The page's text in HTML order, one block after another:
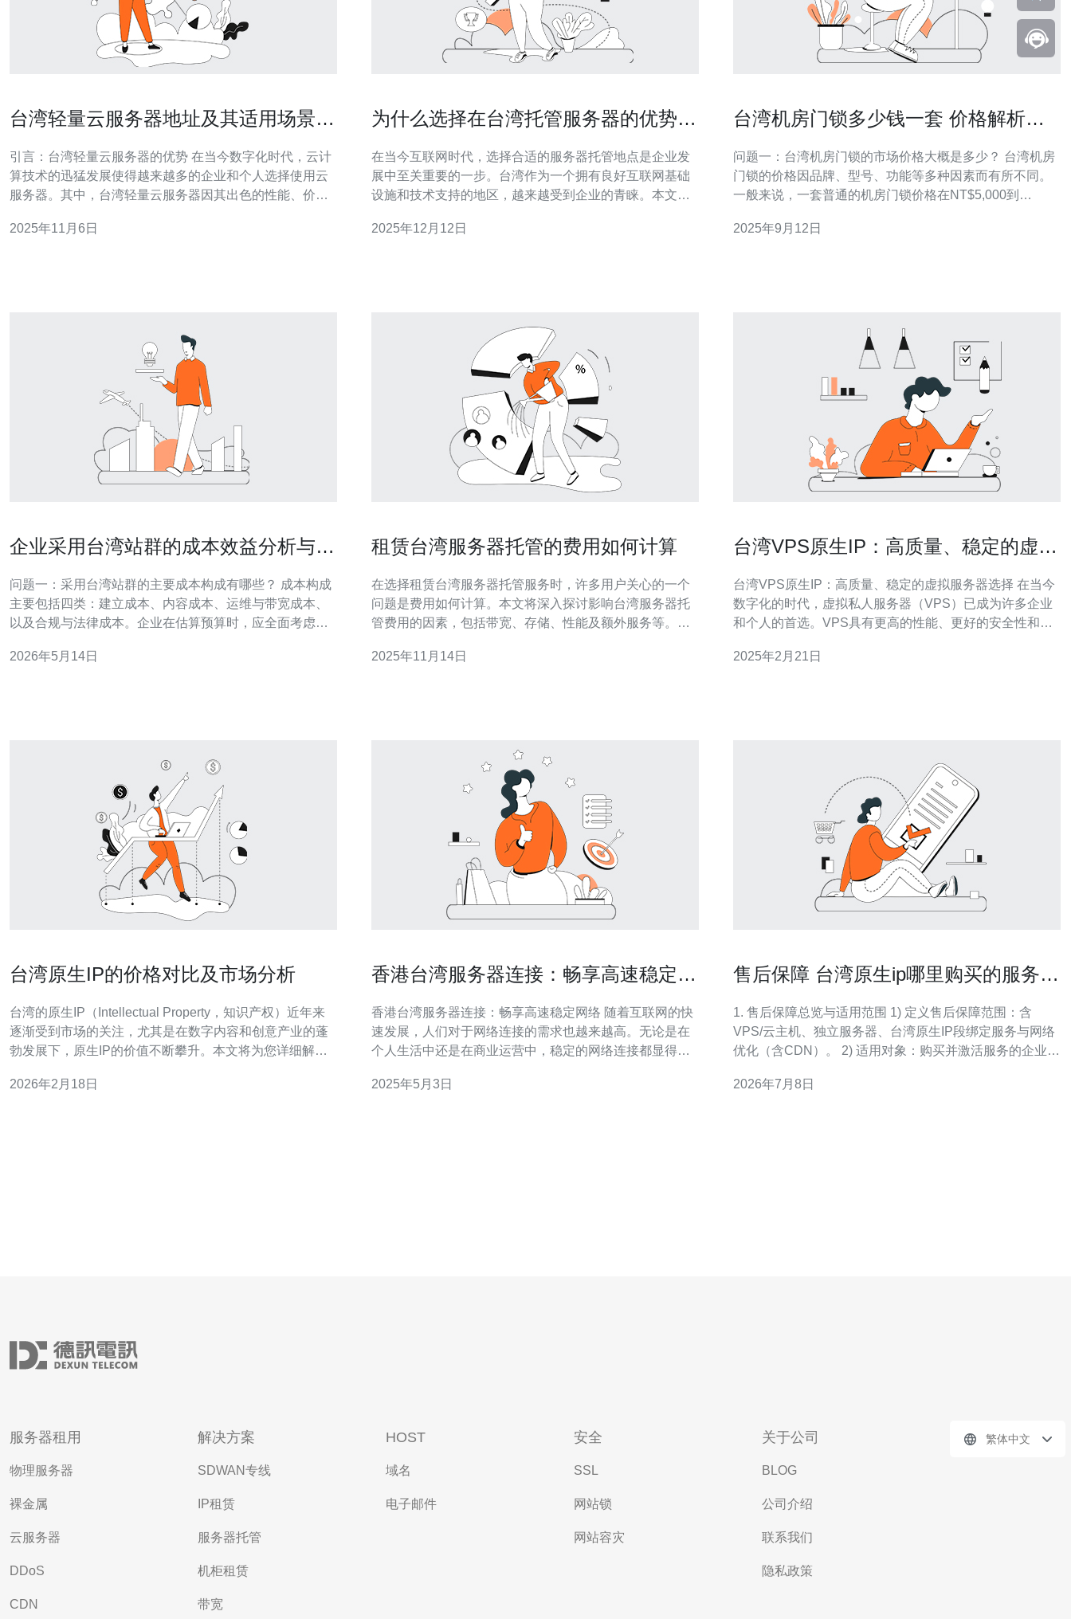
台湾轻量云服务器地址及其适用场景解
引言：台湾轻量云服务器的优势 在当今数字化时代，云计
算技术的迅猛发展使得越来越多的企业和个人选择使用云
服务器。其中，台湾轻量云服务器因其出色的性能、价格
首选。本文将围绕台湾轻量云服务器的地址、特点以及适
2025年11月6日
为什么选择在台湾托管服务器的优势与
在当今互联网时代，选择合适的服务器托管地点是企业发
展中至关重要的一步。台湾作为一个拥有良好互联网基础
设施和技术支持的地区，越来越受到企业的青睐。本文将
操作步骤指南。 1. 台湾托管服务器的优势 台湾的地理位置
2025年12月12日
台湾机房门锁多少钱一套 价格解析与
问题一：台湾机房门锁的市场价格大概是多少？ 台湾机房
门锁的价格因品牌、型号、功能等多种因素而有所不同。
一般来说，一套普通的机房门锁价格在NT$5,000到
能会更高，甚至达到NT$20,000以上。市场上常见的品牌
2025年9月12日
企业采用台湾站群的成本效益分析与风
问题一：采用台湾站群的主要成本构成有哪些？ 成本构成
主要包括四类：建立成本、内容成本、运维与带宽成本、
以及合规与法律成本。企业在估算预算时，应全面考虑每
盖域名注册（含大量域名）、服务器与主机托管、模板或
2026年5月14日
租赁台湾服务器托管的费用如何计算
在选择租赁台湾服务器托管服务时，许多用户关心的一个
问题是费用如何计算。本文将深入探讨影响台湾服务器托
管费用的因素，包括带宽、存储、性能及额外服务等。通
本结构，并推荐适合的服务商——德讯电讯，帮助您做出
2025年11月14日
台湾VPS原生IP：高质量、稳定的虚拟
台湾VPS原生IP：高质量、稳定的虚拟服务器选择 在当今
数字化的时代，虚拟私人服务器（VPS）已成为许多企业
和个人的首选。VPS具有更高的性能、更好的安全性和更
理想选择。本文将介绍台湾VPS原生IP的优势，为您提供
2025年2月21日
台湾原生IP的价格对比及市场分析
台湾的原生IP（Intellectual Property，知识产权）近年来
逐渐受到市场的关注，尤其是在数字内容和创意产业的蓬
勃发展下，原生IP的价值不断攀升。本文将为您详细解析
指南，帮助您更好地理解和参与这一市场。 1. 原生IP的定
2026年2月18日
香港台湾服务器连接：畅享高速稳定网
香港台湾服务器连接：畅享高速稳定网络 随着互联网的快
速发展，人们对于网络连接的需求也越来越高。无论是在
个人生活中还是在商业运营中，稳定的网络连接都显得尤
稳定的网络服务，满足了用户的需求。 1. 地理位置优越 香
2025年5月3日
售后保障 台湾原生ip哪里购买的服务条
1. 售后保障总览与适用范围 1) 定义售后保障范围：含
VPS/云主机、独立服务器、台湾原生IP段绑定服务与网络
优化（含CDN）。 2) 适用对象：购买并激活服务的企业与
期：按订单购买时长计费，按月/按年/按流量包形式结算；
2026年7月8日
服务器租用
物理服务器
裸金属
云服务器
DDoS
CDN
解决方案
SDWAN专线
IP租赁
服务器托管
机柜租赁
带宽
HOST
域名
电子邮件
安全
SSL
网站锁
网站容灾
关于公司
BLOG
公司介绍
联系我们
隐私政策
繁体中文